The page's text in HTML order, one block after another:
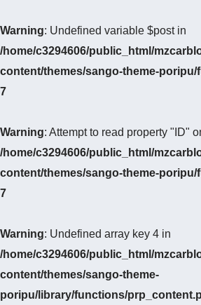
Warning: Undefined variable $post in
/home/c3294606/public_html/
content/themes/sango-theme-
7
Warning: Attempt to read property "ID"
/home/c3294606/public_html/
content/themes/sango-theme-
7
Warning: Undefined array key 4 in
/home/c3294606/public_html/
content/themes/sango-theme-
poripu/library/functions/